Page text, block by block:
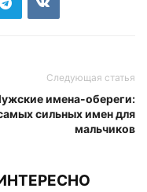
Следующая статья
имена-обереги:
сильных имен для
мальчиков